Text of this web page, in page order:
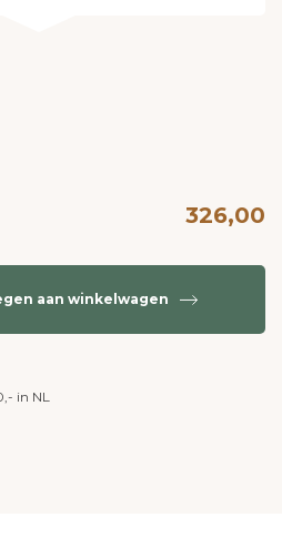
326,00
aan winkelwagen
in NL